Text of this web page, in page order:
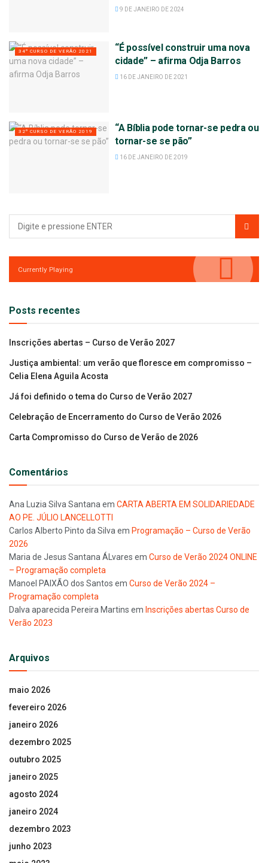
9 DE JANEIRO DE 2024
34º CURSO DE VERÃO 2021
“É possível construir uma nova
cidade” – afirma Odja Barros
16 DE JANEIRO DE 2021
32º CURSO DE VERÃO 2019
“A Bíblia pode tornar-se pedra ou
tornar-se se pão”
16 DE JANEIRO DE 2019
Currently Playing
Posts recentes
Inscrições abertas – Curso de Verão 2027
Justiça ambiental: um verão que floresce em compromisso –
Celia Elena Aguila Acosta
Já foi definido o tema do Curso de Verão 2027
Celebração de Encerramento do Curso de Verão 2026
Carta Compromisso do Curso de Verão de 2026
Comentários
Ana Luzia Silva Santana em CARTA ABERTA EM SOLIDARIEDADE
AO PE. JÚLIO LANCELLOTTI
Carlos Alberto Pinto da Silva em Programação – Curso de Verão
2026
Maria de Jesus Santana ÁLvares em Curso de Verão 2024 ONLINE
– Programação completa
Manoel PAIXÃO dos Santos em Curso de Verão 2024 –
Programação completa
Dalva aparecida Pereira Martins em Inscrições abertas Curso de
Verão 2023
Arquivos
maio 2026
fevereiro 2026
janeiro 2026
dezembro 2025
outubro 2025
janeiro 2025
agosto 2024
janeiro 2024
dezembro 2023
junho 2023